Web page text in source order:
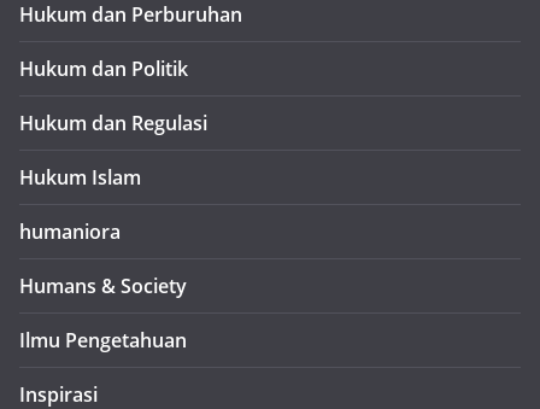
Hukum dan Perburuhan
Hukum dan Politik
Hukum dan Regulasi
Hukum Islam
humaniora
Humans & Society
Ilmu Pengetahuan
Inspirasi